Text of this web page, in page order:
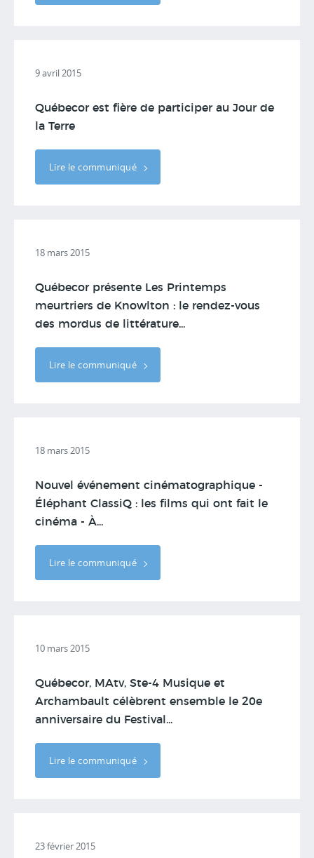
9 avril 2015
Québecor est fière de participer au Jour de
la Terre
Lire le communiqué
18 mars 2015
Québecor présente Les Printemps
meurtriers de Knowlton : le rendez-vous
des mordus de littérature...
Lire le communiqué
18 mars 2015
Nouvel événement cinématographique -
Éléphant ClassiQ : les films qui ont fait le
cinéma - À...
Lire le communiqué
10 mars 2015
Québecor, MAtv, Ste-4 Musique et
Archambault célèbrent ensemble le 20e
anniversaire du Festival...
Lire le communiqué
23 février 2015